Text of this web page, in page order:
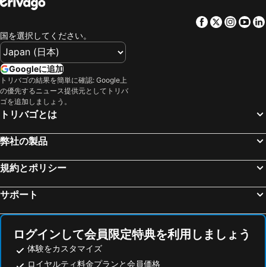
栃木のホテル
サン ジャック ドゥ ラ ロンドのホテル
Loudéacのホテル
Lamballeのホテル
Trégueuxのホテル
Ploubalayのホテル
Saint-Pol-de-Léonのホテル
ブリュズのホテル
Noyal-Châtillon-sur-Seicheのホテル
モンジェルモンのホテル
Facebook
Twitter
国を選択してください。
Googleに追加
トリバゴの結果を簡単に確認: Google上
の優先するニュース提供元としてトリバ
ゴを追加しましょう。
トリバゴとは
弊社の製品
規約とポリシー
サポート
ログインして会員限定特典を利用しましょう
体験をカスタマイズ
ロイヤルティ料金プランと会員価格